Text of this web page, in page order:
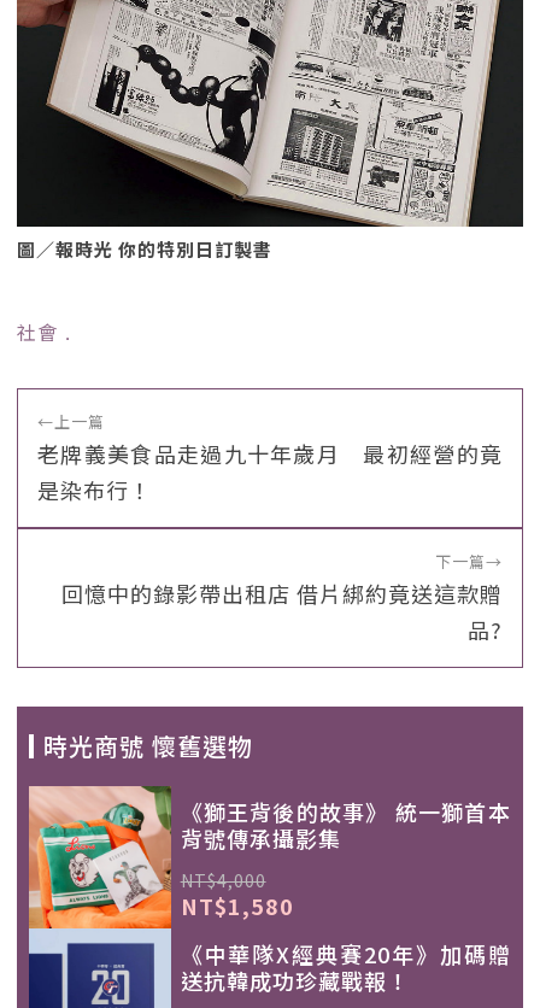
圖／報時光 你的特別日訂製書
社會 ﹒
←上一篇
老牌義美食品走過九十年歲月 最初經營的竟
是染布行！
下一篇→
回憶中的錄影帶出租店 借片綁約竟送這款贈
品?
時光商號 懷舊選物
《獅王背後的故事》 統一獅首本
背號傳承攝影集
NT$4,000
NT$1,580
《中華隊X經典賽20年》加碼贈
送抗韓成功珍藏戰報！